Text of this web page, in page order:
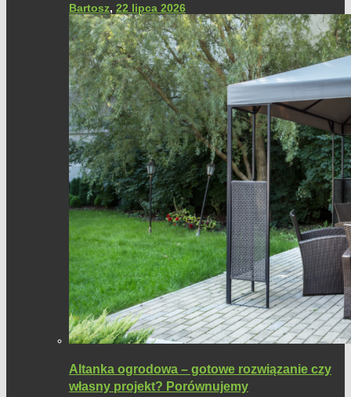
Bartosz, 22 lipca 2026
Altanka ogrodowa – gotowe rozwiązanie czy
własny projekt? Porównujemy